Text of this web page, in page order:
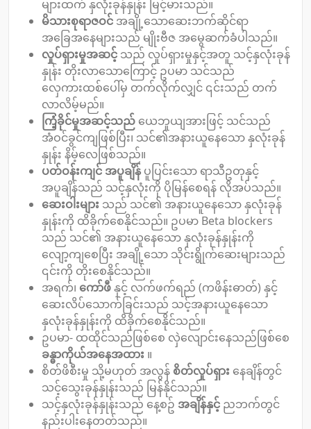
များထက် နှလုံးခုန်နှုန်း မြင့်မားသည်။
မိသားစုရာဇဝင် အချို့သောဆေးဘက်ဆိုင်ရာ
အခြေအနေများသည် မျိုးဗီဇ အမွေဆက်ခံပါသည်။
လှုပ်ရှားမှုအဆင့် သည် လှုပ်ရှားမှုနှင့်အတူ သင့်နှလုံးခုန်
နှုန်း တိုးလာသောကြောင့် ဥပမာ သင်သည်
လှေကားထစ်ပေါ်မှ တက်လိုက်လျှင် ၎င်းသည် တက်
လာလိမ့်မည်။
ကြံ့ခိုင်မှုအဆင့်သည် ယေဘူယျအားဖြင့် သင်သည်
အံဝင်ခွင်ကျဖြစ်ပြီး၊ သင်၏အနားယူနေသော နှလုံးခုန်
နှုန်း နိမ့်လေဖြစ်သည်။
ပတ်ဝန်းကျင် အပူချိန် ပူပြင်းသော ရာသီဥတုနှင့်
အပူချိန်သည် သင့်နှလုံးကို ပိုမြန်စေရန် လိုအပ်သည်။
ဆေးဝါးများ သည် သင်၏ အနားယူနေသော နှလုံးခုန်
နှုန်းကို ထိခိုက်စေနိုင်သည်။ ဥပမာ Beta blockers
သည် သင်၏ အနားယူနေသော နှလုံးခုန်နှုန်းကို
လျော့ကျစေပြီး အချို့သော သိုင်းရွိုက်ဆေးများသည်
၎င်းကို တိုးစေနိုင်သည်။
အရက်၊ ကော်ဖီနှင့် လက်ဖက်ရည် (ကဖိန်းဓာတ်) နှင့်
ဆေးလိပ်သောက်ခြင်းသည် သင့်အနားယူနေသော
နှလုံးခုန်နှုန်းကို ထိခိုက်စေနိုင်သည်။
ဥပမာ- ထထိုင်သည်ဖြစ်စေ လှဲလျောင်းနေသည်ဖြစ်စေ
ခန္ဓာကိုယ်အနေအထား ။
စိတ်ဖိစီးမှု သို့မဟုတ် အလွန် စိတ်လှုပ်ရှား နေချိန်တွင်
သင့်သွေးခုန်နှုန်းသည် မြန်နိုင်သည်။
သင့်နှလုံးခုန်နှုန်းသည် နေ့စဥ် အချိန်နှင့် ညဘက်တွင်
နည်းပါးနေတတ်သည်။